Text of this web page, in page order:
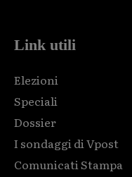
Link utili
Elezioni
Speciali
Dossier
I sondaggi di Vpost
Comunicati Stampa